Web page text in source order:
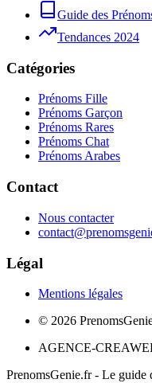
Guide des
Tendances 2024
Catégories
Prénoms Fille
Prénoms Garçon
Prénoms Rares
Prénoms Chat
Prénoms Arabes
Contact
Nous contacter
Légal
Mentions légales
© 2026
AGENCE-
PrenomsGenie.fr - Le guide